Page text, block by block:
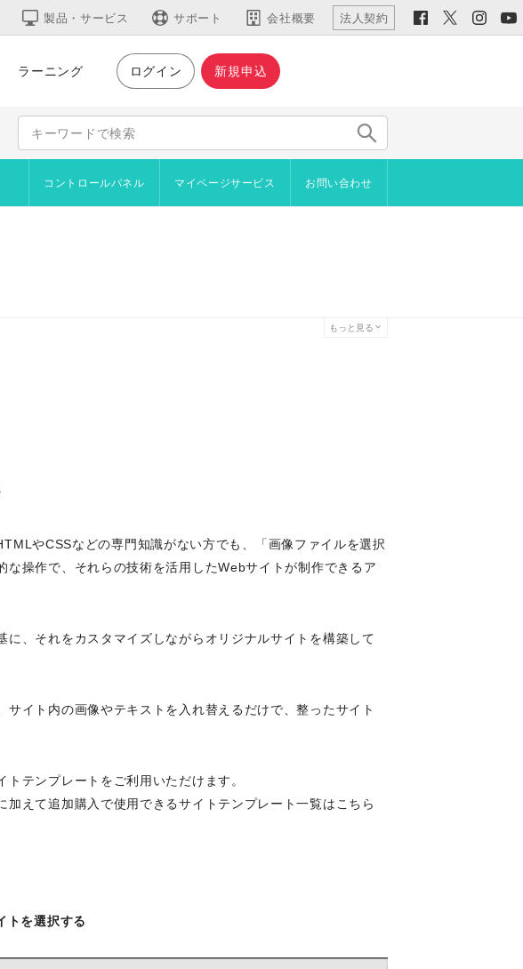
製品・サービス サポート 会社概要 法人契約
テンプレート
コーポレート
ービス
オンラインショップ
仕様など
機能一覧
仕様・動作環境
ラーニング ログイン 新規申込
コントロールパネル マイページサービス お問い合わせ
もっと見る
やCSSなどの専門知識がない方でも、「画像ファイルを選択
な操作で、それらの技術を活用したWebサイトが制作できるア
に、それをカスタマイズしながらオリジナルサイトを構築して
イト内の画像やテキストを入れ替えるだけで、整ったサイト
テンプレートをご利用いただけます。
えて追加購入で使用できるサイトテンプレート一覧はこちら
トを選択する